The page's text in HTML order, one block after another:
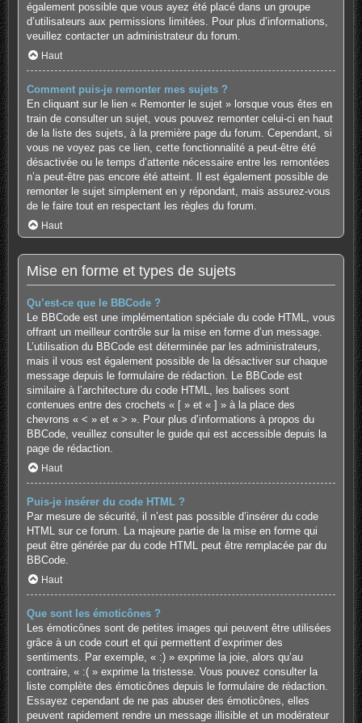
également possible que vous ayez été placé dans un groupe
d’utilisateurs aux permissions limitées. Pour plus d’informations,
veuillez contacter un administrateur du forum.
Haut
Comment puis-je remonter mes sujets ?
En cliquant sur le lien « Remonter le sujet » lorsque vous êtes en
train de consulter un sujet, vous pouvez remonter celui-ci en haut
de la liste des sujets, à la première page du forum. Cependant, si
vous ne voyez pas ce lien, cette fonctionnalité a peut-être été
désactivée ou le temps d’attente nécessaire entre les remontées
n’a peut-être pas encore été atteint. Il est également possible de
remonter le sujet simplement en y répondant, mais assurez-vous
de le faire tout en respectant les règles du forum.
Haut
Mise en forme et types de sujets
Qu’est-ce que le BBCode ?
Le BBCode est une implémentation spéciale du code HTML, vous
offrant un meilleur contrôle sur la mise en forme d’un message.
L’utilisation du BBCode est déterminée par les administrateurs,
mais il vous est également possible de la désactiver sur chaque
message depuis le formulaire de rédaction. Le BBCode est
similaire à l’architecture du code HTML, les balises sont
contenues entre des crochets « [ » et « ] » à la place des
chevrons « < » et « > ». Pour plus d’informations à propos du
BBCode, veuillez consulter le guide qui est accessible depuis la
page de rédaction.
Haut
Puis-je insérer du code HTML ?
Par mesure de sécurité, il n’est pas possible d’insérer du code
HTML sur ce forum. La majeure partie de la mise en forme qui
peut être générée par du code HTML peut être remplacée par du
BBCode.
Haut
Que sont les émoticônes ?
Les émoticônes sont de petites images qui peuvent être utilisées
grâce à un code court et qui permettent d’exprimer des
sentiments. Par exemple, « :) » exprime la joie, alors qu’au
contraire, « :( » exprime la tristesse. Vous pouvez consulter la
liste complète des émoticônes depuis le formulaire de rédaction.
Essayez cependant de ne pas abuser des émoticônes, elles
peuvent rapidement rendre un message illisible et un modérateur